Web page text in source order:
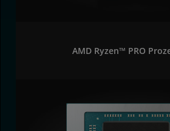
AMD Ryzen™ PRO